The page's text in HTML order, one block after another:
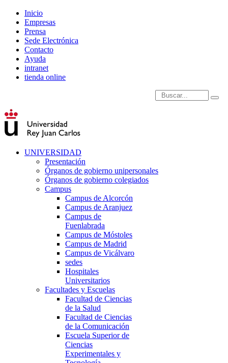
Inicio
Empresas
Prensa
Sede Electrónica
Contacto
Ayuda
intranet
tienda online
Introduce términos de
UNIVERSIDAD
Presentación
Órganos de gobierno unipersonales
Órganos de gobierno colegiados
Campus
Campus de Alcorcón
Campus de Aranjuez
Campus de
Fuenlabrada
Campus de Móstoles
Campus de Madrid
Campus de Vicálvaro
sedes
Hospitales
Universitarios
Facultades y Escuelas
Facultad de Ciencias
de la Salud
Facultad de Ciencias
de la Comunicación
Escuela Superior de
Ciencias
Experimentales y